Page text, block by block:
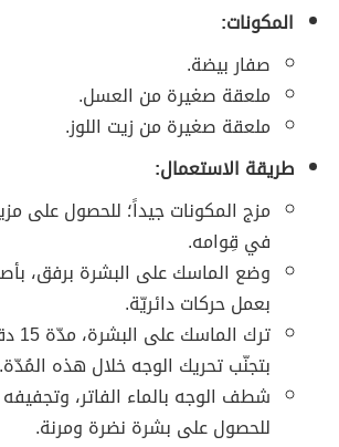
المكونات:
صفار بيضة.
ملعقة صغيرة من العسل.
ملعقة صغيرة من زيت اللوز.
طريقة الاستعمال:
مزج المكونات جيداً؛ للحصول على
في قِوامه.
وضع الماسك على البشرة برفق،
بعمل حركات دائريّة.
بتجنّب تحريك الوجه خلال هذه المُدّة.
شطف الوجه بالماء الفاتر،
للحصول على بشرة نضرة ومرنة.